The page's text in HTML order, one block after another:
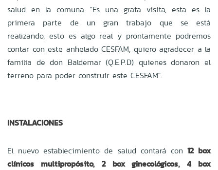
salud en la comuna “Es una grata visita, esta es la
primera parte de un gran trabajo que se está
realizando, esto es algo real y prontamente podremos
contar con este anhelado CESFAM, quiero agradecer a la
familia de don Baldemar (Q.E.P.D) quienes donaron el
terreno para poder construir este CESFAM".
INSTALACIONES
El nuevo establecimiento de salud contará con 12 box
clínicos multipropósito, 2 box ginecológicos, 4 box